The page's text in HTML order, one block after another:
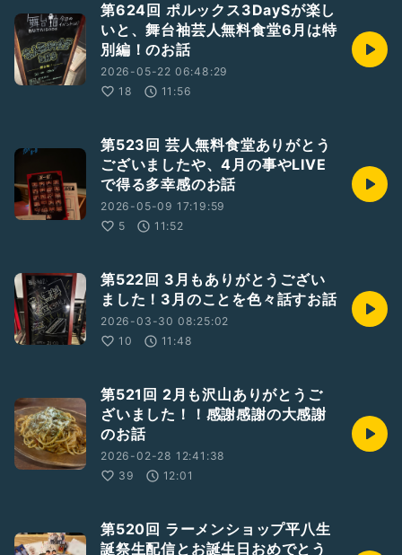
第624回 ポルックス3DaySが楽し
いと、舞台袖芸人無料食堂6月は特
別編！のお話
2026-05-22 06:48:29
18
11:56
第523回 芸人無料食堂ありがとう
ございましたや、4月の事やLIVE
で得る多幸感のお話
2026-05-09 17:19:59
5
11:52
第522回 3月もありがとうござい
ました！3月のことを色々話すお話
2026-03-30 08:25:02
10
11:48
第521回 2月も沢山ありがとうご
ざいました！！感謝感謝の大感謝
のお話
2026-02-28 12:41:38
39
12:01
第520回 ラーメンショップ平八生
誕祭生配信とお誕生日おめでとう